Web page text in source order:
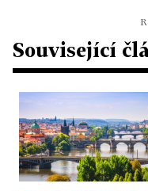
Související